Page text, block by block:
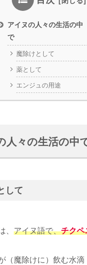
アイヌの人々の生活の中
で
魔除けとして
薬として
エンジュの用途
人々の生活の中
して
、 アイヌ語で、チクペ
（魔除けに）飲む水滴